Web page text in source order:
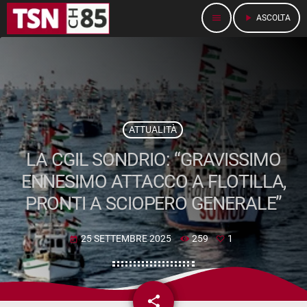
menu play_arrow ASCOLTA
ATTUALITÀ
LA CGIL SONDRIO: “GRAVISSIMO
ENNESIMO ATTACCO A FLOTILLA,
PRONTI A SCIOPERO GENERALE”
today 25 SETTEMBRE 2025 259 1
share
email